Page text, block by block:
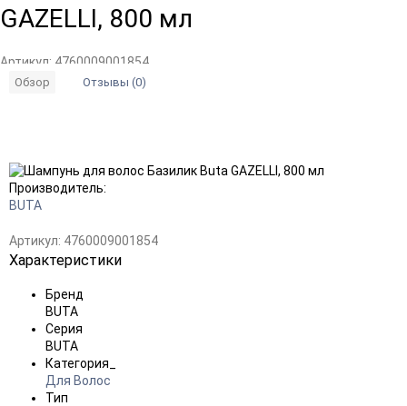
GAZELLI, 800 мл
Артикул: 4760009001854
Обзор Отзывы (0)
в
избранное
Производитель:
BUTA
Артикул: 4760009001854
Характеристики
Бренд
BUTA
Серия
BUTA
Категория_
Для Волос
Тип